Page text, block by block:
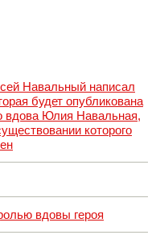
Навальный написал
будет опубликована
вдова Юлия Навальная,
которого
вдовы героя